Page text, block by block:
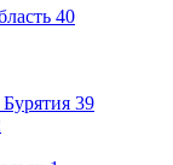
40
39